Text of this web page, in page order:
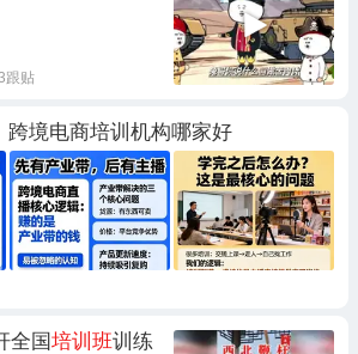
跟贴
跨境电商培训机构哪家好
全国培训班训练